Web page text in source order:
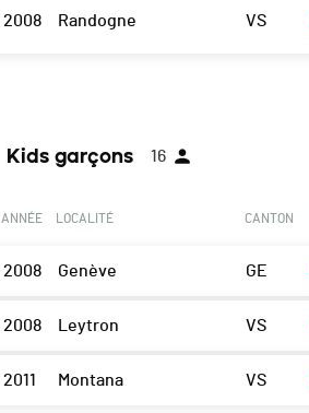
2008 Randogne VS
Kids garçons 16
ANNÉE LOCALITÉ CANTON
2008 Genève GE
2008 Leytron VS
2011 Montana VS